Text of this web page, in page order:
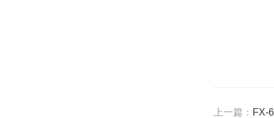
上一篇： FX-